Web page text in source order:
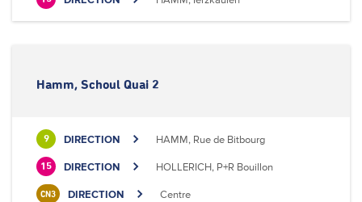
Hamm, Schoul Quai 2
9 DIRECTION HAMM, Rue de Bitbourg
15 DIRECTION HOLLERICH, P+R Bouillon
CN3 DIRECTION Centre